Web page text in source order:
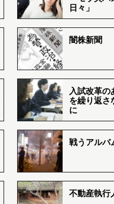
日々」
闇株新聞
入試改革の
を繰り返さ
に
戦うアルバ
不動産執行